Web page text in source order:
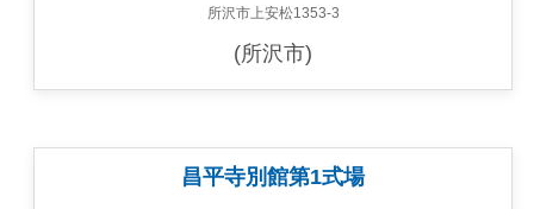
所沢市上安松1353-3
(所沢市)
昌平寺別館第1式場